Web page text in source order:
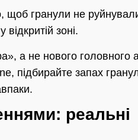
гранули не
зоні.
а не нового головного
підбирайте запах
реальні